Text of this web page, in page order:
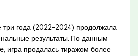
три года (2022–2024) продолжала
результаты. По данным
игра продалась тиражом более